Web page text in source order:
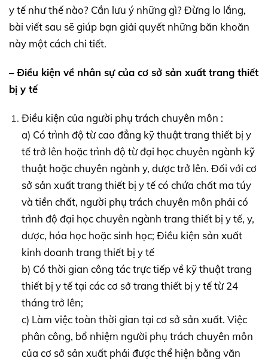
y tế như thế nào? Cần lưu ý những gì? Đừng lo lắng,
bài viết sau sẽ giúp bạn giải quyết những băn khoăn
này một cách chi tiết.
– Điều kiện về nhân sự của cơ sở sản xuất trang thiết
bị y tế
Điều kiện của người phụ trách chuyên môn :
a) Có trình độ từ cao đẳng kỹ thuật trang thiết bị y
tế trở lên hoặc trình độ từ đại học chuyên ngành kỹ
thuật hoặc chuyên ngành y, dược trở lên. Đối với cơ
sở sản xuất trang thiết bị y tế có chứa chất ma túy
và tiền chất, người phụ trách chuyên môn phải có
trình độ đại học chuyên ngành trang thiết bị y tế, y,
dược, hóa học hoặc sinh học; Điều kiện sản xuất
kinh doanh trang thiết bị y tế
b) Có thời gian công tác trực tiếp về kỹ thuật trang
thiết bị y tế tại các cơ sở trang thiết bị y tế từ 24
tháng trở lên;
c) Làm việc toàn thời gian tại cơ sở sản xuất. Việc
phân công, bổ nhiệm người phụ trách chuyên môn
của cơ sở sản xuất phải được thể hiện bằng văn